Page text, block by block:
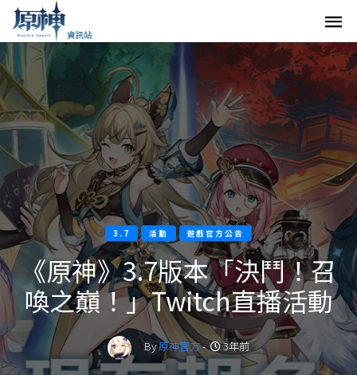
3.7 活動 遊戲官方公告
《原神》3.7版本「決鬥！召
喚之巔！」Twitch直播活動
By原神官方- 3年前